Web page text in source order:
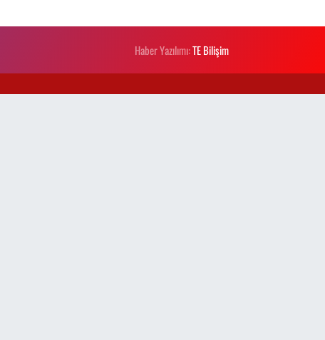
Haber Yazılımı:TE Bilişim